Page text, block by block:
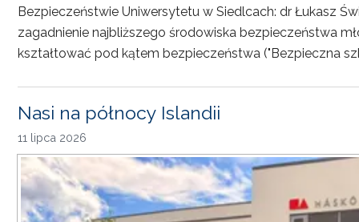
Bezpieczeństwie Uniwersytetu w Siedlcach: dr Łukasz
zagadnienie najbliższego środowiska bezpieczeństwa
kształtować pod kątem bezpieczeństwa ("Bezpieczna
Nasi na północy Islandii
11 lipca 2026